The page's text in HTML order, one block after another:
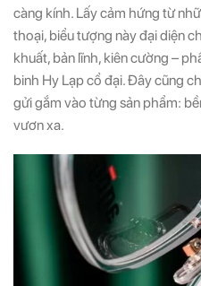
càng kính. Lấy cảm hứng từ
thoại, biểu tượng này đại diện
khuất, bản lĩnh, kiên cường –
binh Hy Lạp cổ đại. Đây cũng
gửi gắm vào từng sản phẩm:
vươn xa.